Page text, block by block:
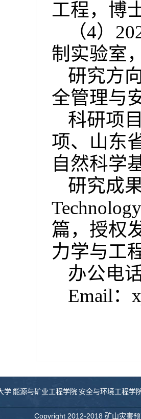
工程，博
（4）
制实验室
研究方
全管理与
科研项
项、山东
自然科学
研究成
Technology
篇，授权
力学与工
办公电
Email：
学 能源与矿业工程学院 安全与环境工程学
Copyright 2012-2018 矿山灾害